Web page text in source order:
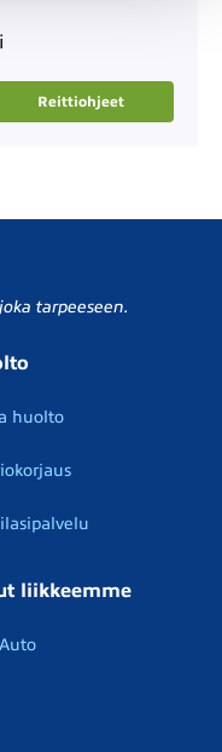
Reittiohjeet
tarpeeseen.
huolto
liikkeemme